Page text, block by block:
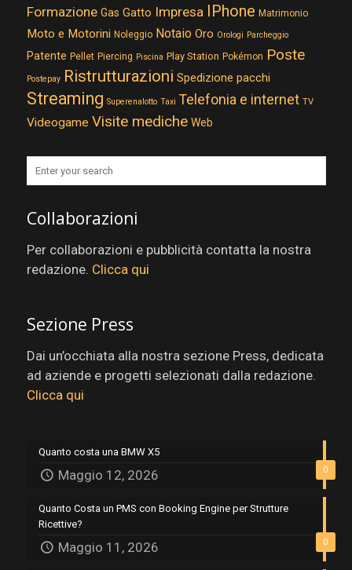
Formazione Gas Gatto Impresa IPhone Matrimonio
Moto e Motorini Noleggio Notaio Oro Orologi Parcheggio
Patente Pellet Piercing Piscina Play Station Pokémon Poste
Postepay Ristrutturazioni Spedizione pacchi
Streaming Superenalotto Taxi Telefonia e internet TV
Videogame Visite mediche Web
Collaborazioni
Per collaborazioni e pubblicità contatta la nostra
redazione. Clicca qui
Sezione Press
Dai un’occhiata alla nostra sezione Press, dedicata
ad aziende e progetti selezionati dalla redazione.
Clicca qui
0
Quanto costa una BMW X5
Maggio 12, 2026
0
Quanto Costa un PMS con Booking Engine per Strutture
Ricettive?
Maggio 11, 2026